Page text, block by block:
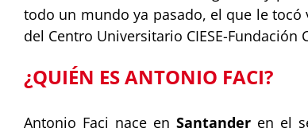
todo un mundo ya pasado, el que le
del Centro Universitario CIESE-Fundación
¿QUIÉN ES ANTONIO FACI?
Antonio Faci nace en Santander en el